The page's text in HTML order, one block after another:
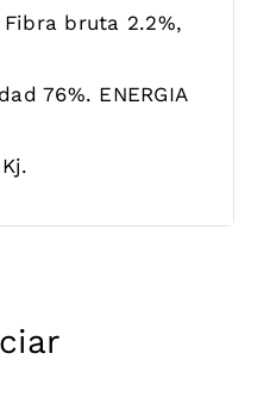
bruta 2.2%,
76%. ENERGIA